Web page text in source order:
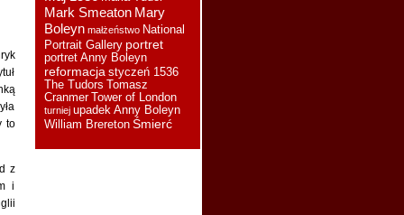
to
z
i
i tragiczna zarazem.
Catherine :
Jestem już
prawie pod koniec czytania
książki "Ostatnia Królowa".
Kolejna kobieta o której
nigdy nie dowiemy się
prawdy. Bardzo polecam.
muzeum Mary Rose! Plus
Mark Smeaton Mary
Boleyn małżeństwo National
Portrait Gallery portret
portret Anny Boleyn
reformacja styczeń 1536
The Tudors
Tomasz
Cranmer
Tower of London
turniej upadek Anny Boleyn
William Brereton Śmierć